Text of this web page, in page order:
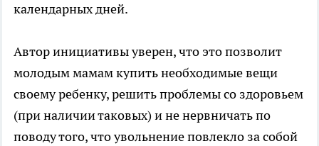
календарных дней.
Автор инициативы уверен, что это позволит
молодым мамам купить необходимые вещи
своему ребенку, решить проблемы со здоровьем
(при наличии таковых) и не нервничать по
поводу того, что увольнение повлекло за собой